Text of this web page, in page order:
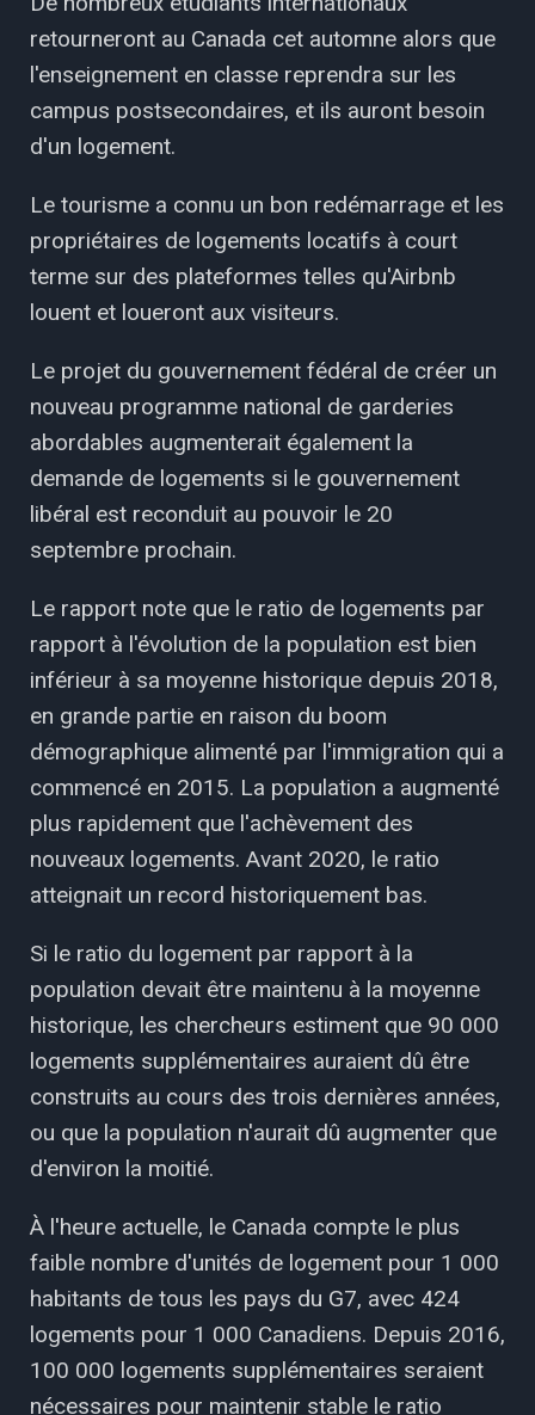
retourneront au Canada cet automne alors que
l'enseignement en classe reprendra sur les
campus postsecondaires, et ils auront besoin
d'un logement.
Le tourisme a connu un bon redémarrage et les
propriétaires de logements locatifs à court
terme sur des plateformes telles qu'Airbnb
louent et loueront aux visiteurs.
Le projet du gouvernement fédéral de créer un
nouveau programme national de garderies
abordables augmenterait également la
demande de logements si le gouvernement
libéral est reconduit au pouvoir le 20
septembre prochain.
Le rapport note que le ratio de logements par
rapport à l'évolution de la population est bien
inférieur à sa moyenne historique depuis 2018,
en grande partie en raison du boom
démographique alimenté par l'immigration qui a
commencé en 2015. La population a augmenté
plus rapidement que l'achèvement des
nouveaux logements. Avant 2020, le ratio
atteignait un record historiquement bas.
Si le ratio du logement par rapport à la
population devait être maintenu à la moyenne
historique, les chercheurs estiment que 90 000
logements supplémentaires auraient dû être
construits au cours des trois dernières années,
ou que la population n'aurait dû augmenter que
d'environ la moitié.
À l'heure actuelle, le Canada compte le plus
faible nombre d'unités de logement pour 1 000
habitants de tous les pays du G7, avec 424
logements pour 1 000 Canadiens. Depuis 2016,
100 000 logements supplémentaires seraient
nécessaires pour maintenir stable le ratio